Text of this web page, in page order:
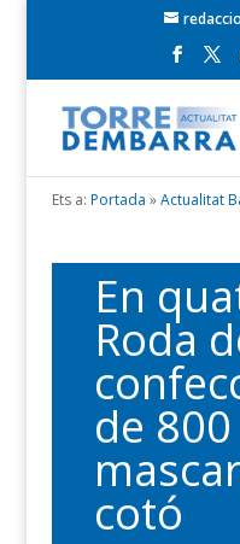
Ets a: Portada »Actualitat
En
Roda
de 800
cotó